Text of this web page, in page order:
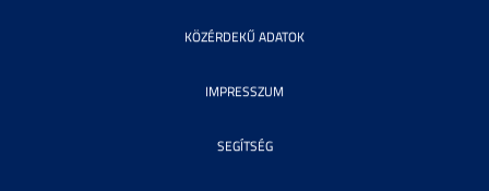
KÖZÉRDEKŰ ADATOK
IMPRESSZUM
SEGÍTSÉG